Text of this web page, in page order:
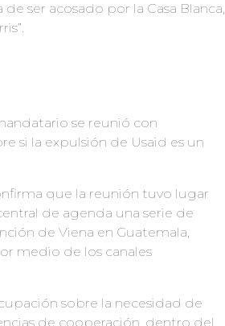
ser acosado por la Casa Blanca,
se reunió con
si la expulsión de Usaid es un
que la reunión tuvo lugar
de agenda una serie de
de Viena en Guatemala,
medio de los canales
sobre la necesidad de
de cooperación, dentro del